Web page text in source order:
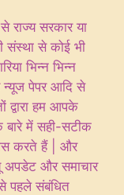
राज्य सरकार या
संस्था से कोई भी
भिन्न भिन्न
न्यूज पेपर आदि से
द्वारा हम आपके
में सही-सटीक
करते हैं | और
अपडेट और समाचार
पहले संबंधित